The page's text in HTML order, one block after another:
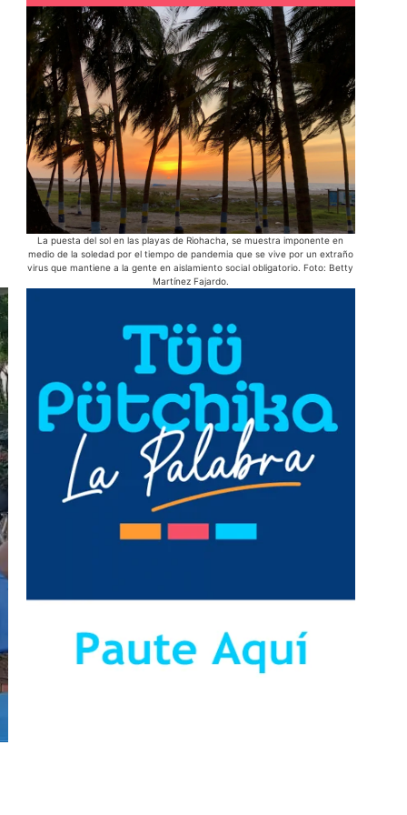
La puesta del sol en las playas de Riohacha, se muestra imponente en
medio de la soledad por el tiempo de pandemia que se vive por un extraño
virus que mantiene a la gente en aislamiento social obligatorio. Foto: Betty
Martínez Fajardo.